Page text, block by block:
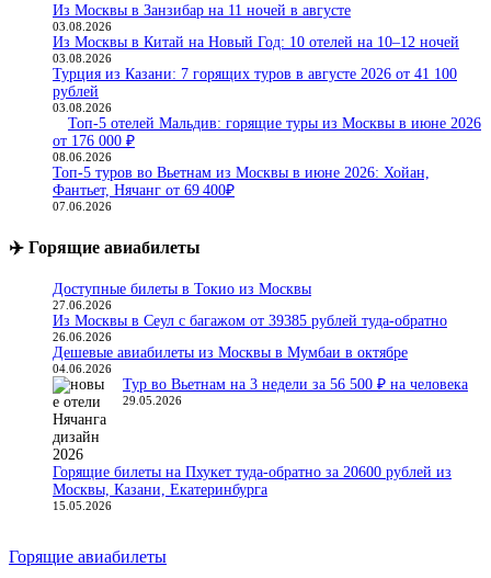
Из Москвы в Занзибар на 11 ночей в августе
03.08.2026
Из Москвы в Китай на Новый Год: 10 отелей на 10–12 ночей
03.08.2026
Турция из Казани: 7 горящих туров в августе 2026 от 41 100
рублей
03.08.2026
Топ-5 отелей Мальдив: горящие туры из Москвы в июне 2026
от 176 000 ₽
08.06.2026
Топ-5 туров во Вьетнам из Москвы в июне 2026: Хойан,
Фантьет, Нячанг от 69 400₽
07.06.2026
✈️ Горящие авиабилеты
Доступные билеты в Токио из Москвы
27.06.2026
Из Москвы в Сеул с багажом от 39385 рублей туда-обратно
26.06.2026
Дешевые авиабилеты из Москвы в Мумбаи в октябре
04.06.2026
Тур во Вьетнам на 3 недели за 56 500 ₽ на человека
29.05.2026
Горящие билеты на Пхукет туда-обратно за 20600 рублей из
Москвы, Казани, Екатеринбурга
15.05.2026
Горящие авиабилеты